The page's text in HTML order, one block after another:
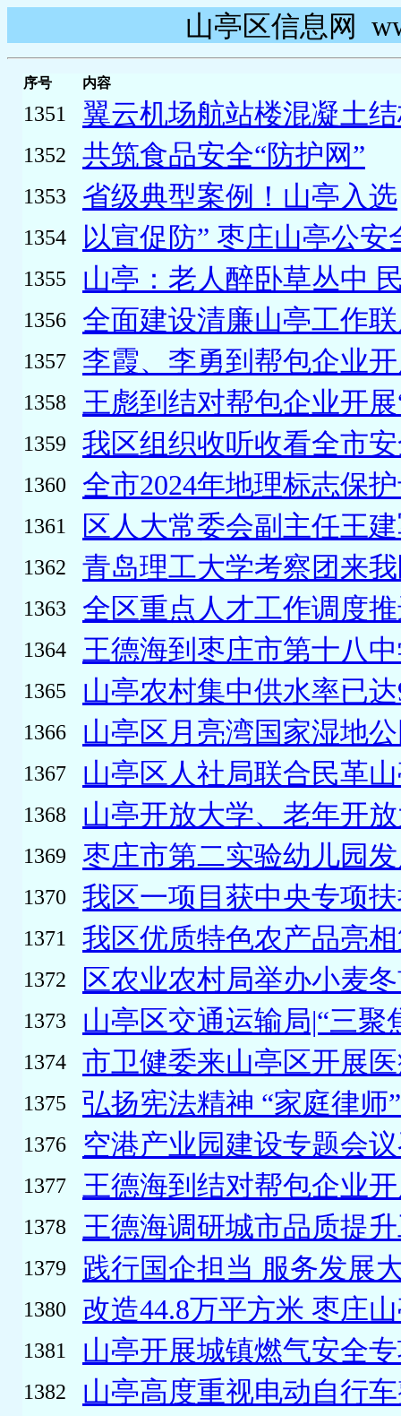
山亭区信息网
序号 内容
1351 翼云机场航站楼混凝土
1352 共筑食品安全“防护网”
1353 省级典型案例！山亭入选
1354 以宣促防” 枣庄山亭公安
1355 山亭：老人醉卧草丛中
1356 全面建设清廉山亭工作
1357 李霞、李勇到帮包企业
1358 王彪到结对帮包企业开
1359 我区组织收听收看全市
1360 全市2024年地理标志保
1361 区人大常委会副主任王
1362 青岛理工大学考察团来
1363 全区重点人才工作调度
1364 王德海到枣庄市第十八
1365 山亭农村集中供水率已达
1366 山亭区月亮湾国家湿地
1367 山亭区人社局联合民革
1368 山亭开放大学、老年开
1369 枣庄市第二实验幼儿园
1370 我区一项目获中央专项
1371 我区优质特色农产品亮
1372 区农业农村局举办小麦
1373 山亭区交通运输局|“三聚
1374 市卫健委来山亭区开展
1375 弘扬宪法精神 “家庭律师
1376 空港产业园建设专题会
1377 王德海到结对帮包企业
1378 王德海调研城市品质提
1379 践行国企担当 服务发
1380 改造44.8万平方米 枣庄
1381 山亭开展城镇燃气安全
1382 山亭高度重视电动自行